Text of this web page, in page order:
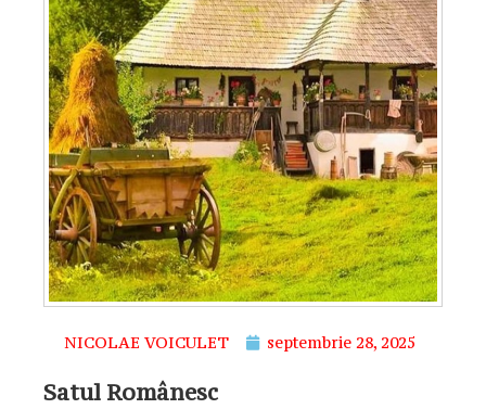
NICOLAE VOICULET septembrie 28, 2025
Satul Românesc